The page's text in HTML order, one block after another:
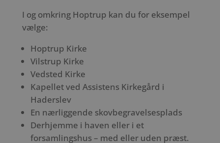
I og omkring Hoptrup kan du for eksempel
vælge:
Hoptrup Kirke
Vilstrup Kirke
Vedsted Kirke
Kapellet ved Assistens Kirkegård i
Haderslev
En nærliggende skovbegravelsesplads
Derhjemme i haven eller i et
forsamlingshus – med eller uden præst.